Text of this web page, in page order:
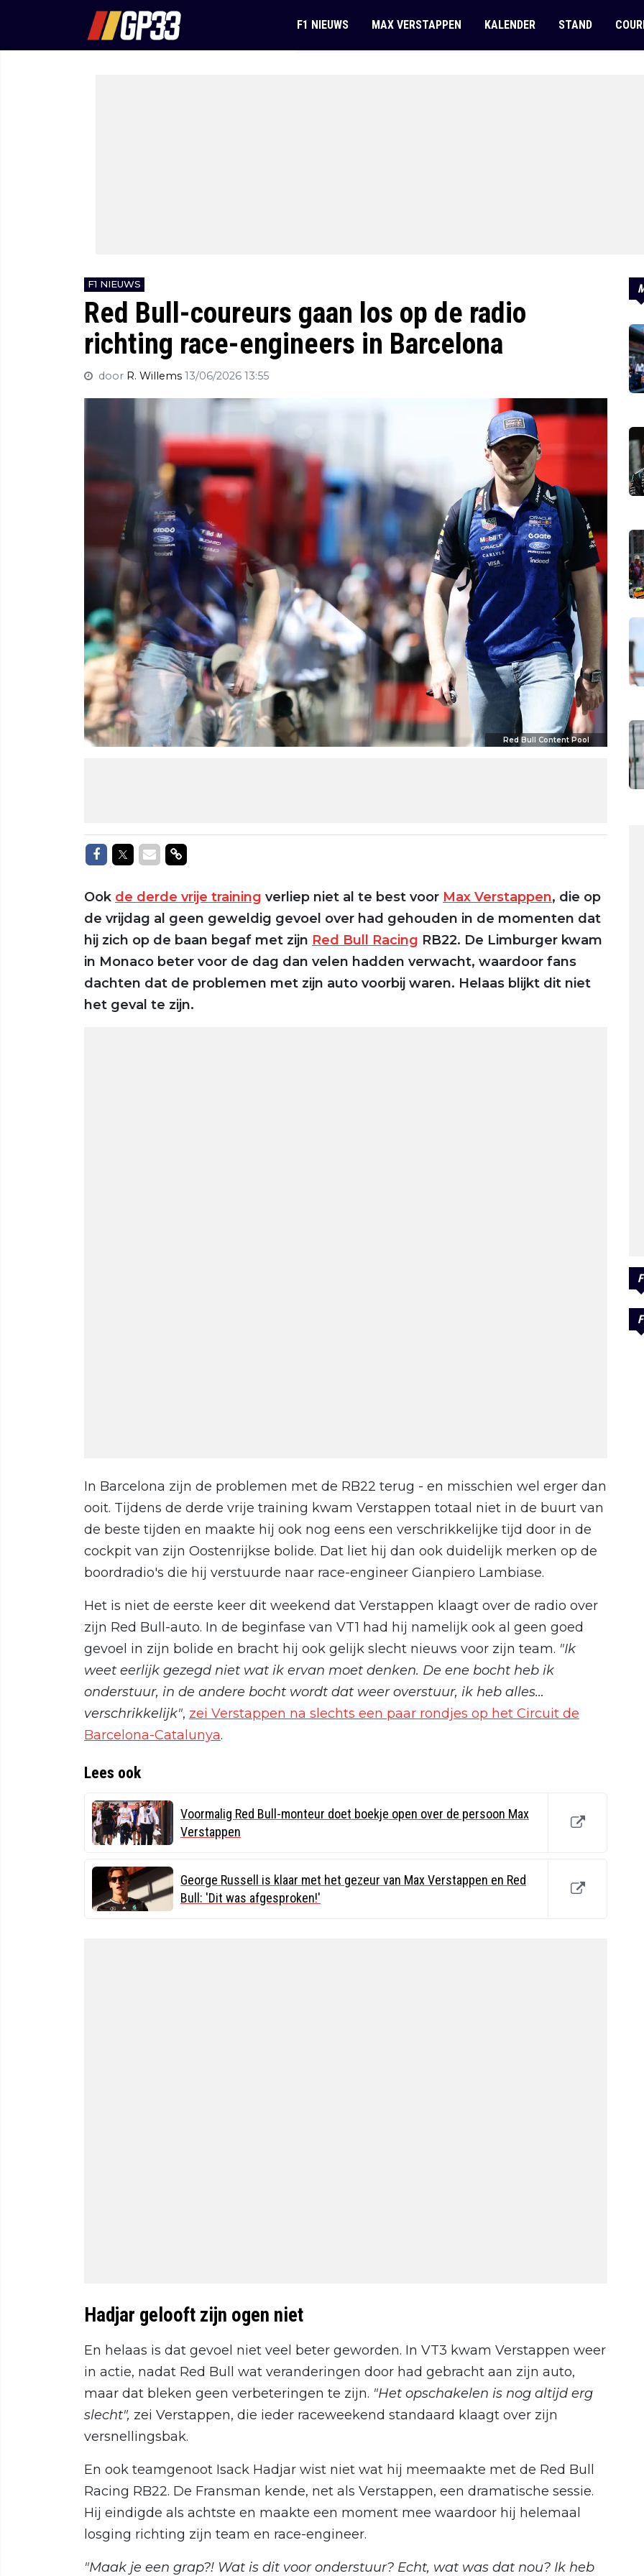
F1 NIEUWS MAX VERSTAPPEN KALENDER STAND
F1 NIEUWS
Red Bull-coureurs gaan los op de radio
richting race-engineers in Barcelona
door R. Willems 13/06/2026 13:55
Red Bull Content Pool
Delen op Facebook
Delen op Twitter
Delen via Mail
Delen via link
Ook de derde vrije training verliep niet al te best voor Max Verstappen, die op
de vrijdag al geen geweldig gevoel over had gehouden in de momenten dat
hij zich op de baan begaf met zijn Red Bull Racing RB22. De Limburger kwam
in Monaco beter voor de dag dan velen hadden verwacht, waardoor fans
dachten dat de problemen met zijn auto voorbij waren. Helaas blijkt dit niet
het geval te zijn.
In Barcelona zijn de problemen met de RB22 terug - en misschien wel erger dan
ooit. Tijdens de derde vrije training kwam Verstappen totaal niet in de buurt van
de beste tijden en maakte hij ook nog eens een verschrikkelijke tijd door in de
cockpit van zijn Oostenrijkse bolide. Dat liet hij dan ook duidelijk merken op de
boordradio's die hij verstuurde naar race-engineer Gianpiero Lambiase.
Het is niet de eerste keer dit weekend dat Verstappen klaagt over de radio over
zijn Red Bull-auto. In de beginfase van VT1 had hij namelijk ook al geen goed
gevoel in zijn bolide en bracht hij ook gelijk slecht nieuws voor zijn team. "Ik
weet eerlijk gezegd niet wat ik ervan moet denken. De ene bocht heb ik
onderstuur, in de andere bocht wordt dat weer overstuur, ik heb alles…
verschrikkelijk", zei Verstappen na slechts een paar rondjes op het Circuit de
Barcelona-Catalunya.
Lees ook
Voormalig Red Bull-monteur doet boekje open over de persoon Max
Verstappen
George Russell is klaar met het gezeur van Max Verstappen en Red
Bull: 'Dit was afgesproken!'
Hadjar gelooft zijn ogen niet
En helaas is dat gevoel niet veel beter geworden. In VT3 kwam Verstappen weer
in actie, nadat Red Bull wat veranderingen door had gebracht aan zijn auto,
maar dat bleken geen verbeteringen te zijn. "Het opschakelen is nog altijd erg
slecht", zei Verstappen, die ieder raceweekend standaard klaagt over zijn
versnellingsbak.
En ook teamgenoot Isack Hadjar wist niet wat hij meemaakte met de Red Bull
Racing RB22. De Fransman kende, net als Verstappen, een dramatische sessie.
Hij eindigde als achtste en maakte een moment mee waardoor hij helemaal
losging richting zijn team en race-engineer.
"Maak je een grap?! Wat is dit voor onderstuur? Echt, wat was dat nou? Ik heb